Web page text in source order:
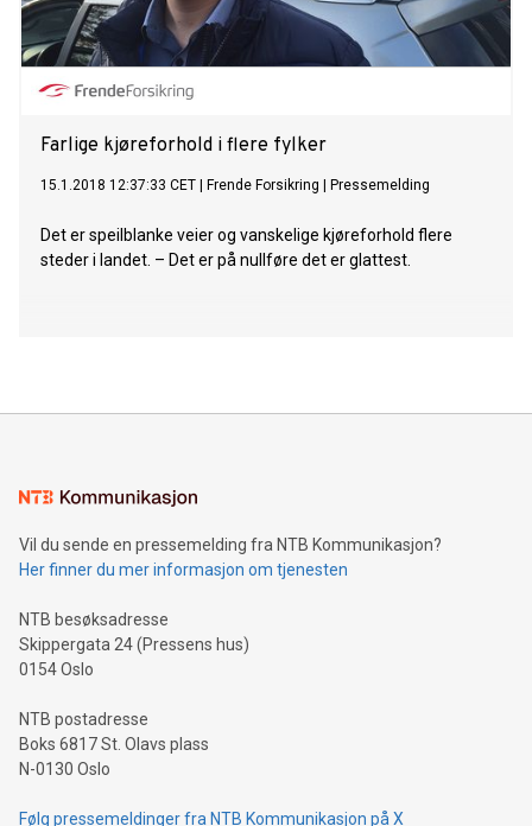
Farlige kjøreforhold i flere fylker
15.1.2018 12:37:33 CET Frende Forsikring Pressemelding
Det er speilblanke veier og vanskelige kjøreforhold flere
steder i landet. – Det er på nullføre det er glattest.
Vil du sende en pressemelding fra NTB Kommunikasjon?
Her finner du mer informasjon om tjenesten
NTB besøksadresse
Skippergata 24 (Pressens hus)
0154 Oslo
NTB postadresse
Boks 6817 St. Olavs plass
N-0130 Oslo
Følg pressemeldinger fra NTB Kommunikasjon på X